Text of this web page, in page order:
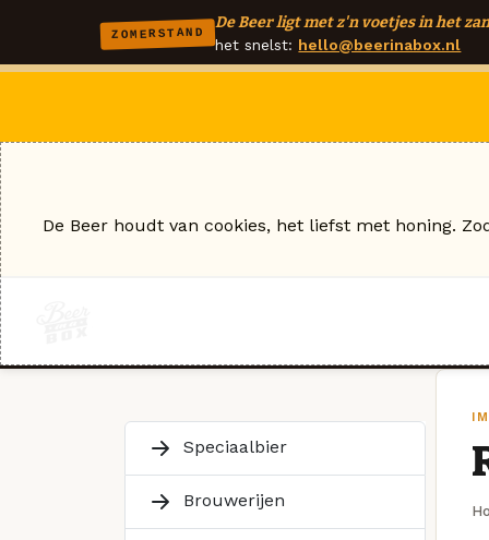
ZOMERSTAND
De Beer ligt met z'n voetjes in het
het snelst: hello@beerinabox.nl
Speciaalbier
Brouwerijen
De Beer houdt van cookies, het liefst met honing.